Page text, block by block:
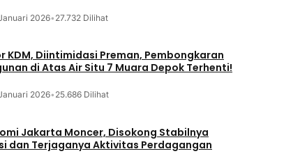
2026• 27.732 Dilihat
KDM, Diintimidasi Preman, Pembongkaran
di Atas Air Situ 7 Muara Depok Terhenti!
2026• 25.686 Dilihat
Jakarta Moncer, Disokong Stabilnya
dan Terjaganya Aktivitas Perdagangan